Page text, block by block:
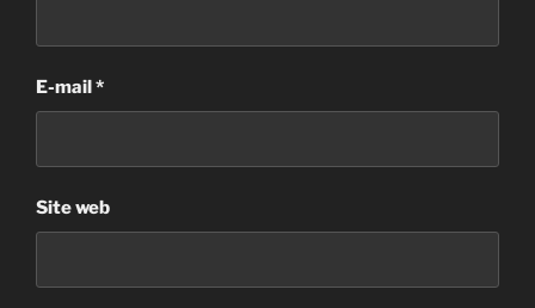
E-mail*
Site web